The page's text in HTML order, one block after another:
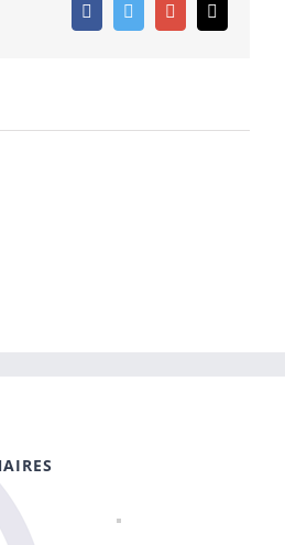
FacebookTwitter Google+